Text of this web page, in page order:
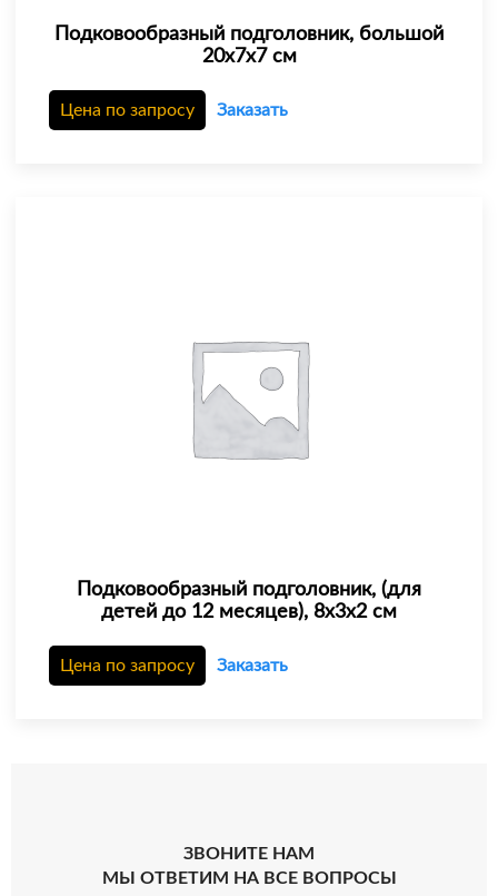
Подковообразный подголовник, большой
20х7х7 см
Цена по запросу Заказать
Подковообразный подголовник, (для
детей до 12 месяцев), 8х3х2 см
Цена по запросу Заказать
ЗВОНИТЕ НАМ
МЫ ОТВЕТИМ НА ВСЕ ВОПРОСЫ